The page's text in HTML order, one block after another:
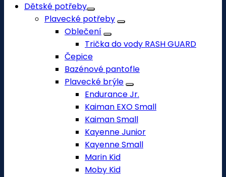
Dětské potřeby
Plavecké potřeby
Oblečení
Trička do vody RASH GUARD
Čepice
Bazénové pantofle
Plavecké brýle
Endurance Jr.
Kaiman EXO Small
Kaiman Small
Kayenne Junior
Kayenne Small
Marin Kid
Moby Kid